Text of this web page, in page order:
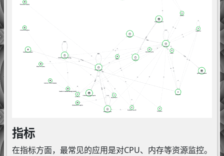
指标
在指标方面，最常见的应用是对CPU、内存等资源监控。